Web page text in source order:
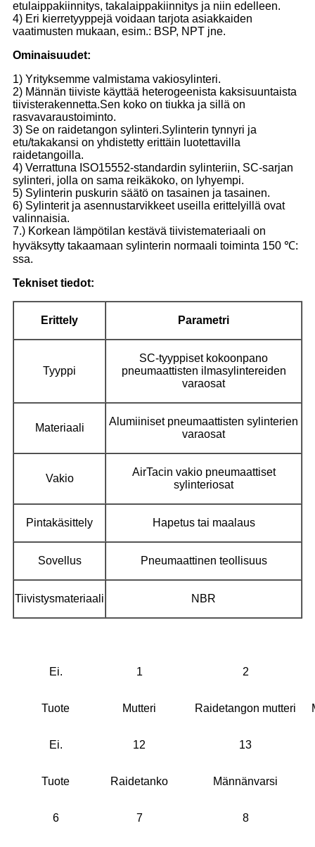
etulaippakiinnitys, takalaippakiinnitys ja niin edelleen.
4) Eri kierretyyppejä voidaan tarjota asiakkaiden
vaatimusten mukaan, esim.: BSP, NPT jne.
Ominaisuudet:
1) Yrityksemme valmistama vakiosylinteri.
2) Männän tiiviste käyttää heterogeenista kaksisuuntaista
tiivisterakennetta.Sen koko on tiukka ja sillä on
rasvavaraustoiminto.
3) Se on raidetangon sylinteri.Sylinterin tynnyri ja
etu/takakansi on yhdistetty erittäin luotettavilla
raidetangoilla.
4) Verrattuna ISO15552-standardin sylinteriin, SC-sarjan
sylinteri, jolla on sama reikäkoko, on lyhyempi.
5) Sylinterin puskurin säätö on tasainen ja tasainen.
6) Sylinterit ja asennustarvikkeet useilla erittelyillä ovat
valinnaisia.
7.) Korkean lämpötilan kestävä tiivistemateriaali on
hyväksytty takaamaan sylinterin normaali toiminta 150 ℃:
ssa.
Tekniset tiedot:
Erittely Parametri
Tyyppi
SC-tyyppiset kokoonpano
pneumaattisten ilmasylintereiden
varaosat
Materiaali
Alumiiniset pneumaattisten sylinterien
varaosat
Vakio
AirTacin vakio pneumaattiset
sylinteriosat
Pintakäsittely Hapetus tai maalaus
Sovellus Pneumaattinen teollisuus
Tiivistysmateriaali NBR
Ei. 1 2
Tuote Mutteri Raidetangon mutteri
Ei. 12 13
Tuote Raidetanko Männänvarsi
6 7 8